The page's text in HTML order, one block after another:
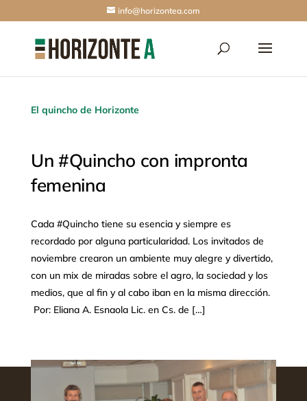
info@horizontea.com
El quincho de Horizonte
Un #Quincho con impronta
femenina
Cada #Quincho tiene su esencia y siempre es
recordado por alguna particularidad. Los invitados de
noviembre crearon un ambiente muy alegre y divertido,
con un mix de miradas sobre el agro, la sociedad y los
medios, que al fin y al cabo iban en la misma dirección.
Por: Eliana A. Esnaola Lic. en Cs. de […]